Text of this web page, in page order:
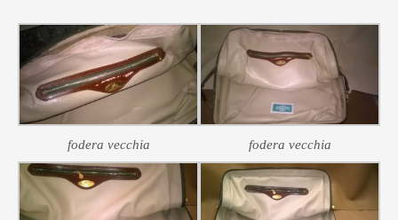
fodera vecchia fodera vecchia